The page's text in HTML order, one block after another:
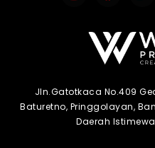
Jln.Gatotkaca No.409
Baturetno, Pringgolayan,
Daerah